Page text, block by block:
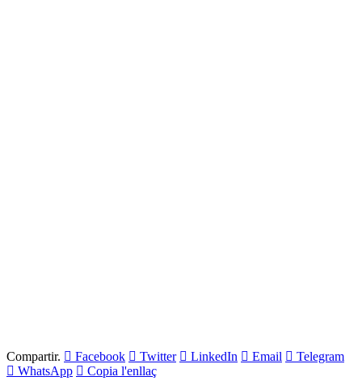
Compartir. Facebook Twitter LinkedIn Email
Telegram
WhatsApp
Copia l'enllaç